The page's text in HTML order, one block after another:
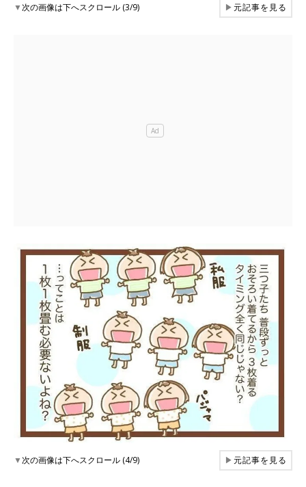
▼次の画像は下へスクロール (3/9) ▶元記事を見る
▼次の画像は下へスクロール (4/9) ▶元記事を見る